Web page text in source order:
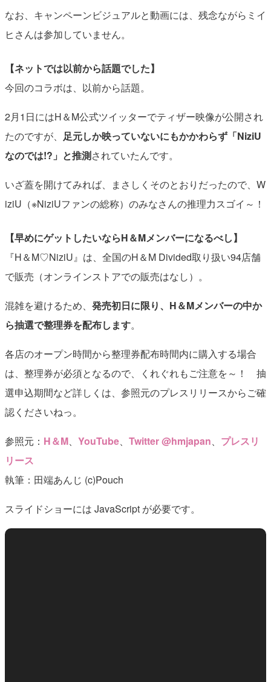
なお、キャンペーンビジュアルと動画には、残念ながらミイ
ヒさんは参加していません。
【ネットでは以前から話題でした】
今回のコラボは、以前から話題。
2月1日にはH＆M公式ツイッターでティザー映像が公開され
たのですが、 足元しか映っていないにもかかわらず「NiziU
なのでは!?」と推測されていたんです。
いざ蓋を開けてみれば、まさしくそのとおりだったので、W
iziU（※NiziUファンの総称）のみなさんの推理力スゴイ～！
【早めにゲットしたいならH＆Mメンバーになるべし】
『H＆M♡NiziU』は、全国のH＆M Divided取り扱い94店舗
で販売（オンラインストアでの販売はなし）。
混雑を避けるため、 発売初⽇に限り、H＆Mメンバーの中か
ら抽選で整理券を配布します。
各店のオープン時間から整理券配布時間内に購⼊する場合
は、整理券が必須となるので、くれぐれもご注意を～！ 抽
選申込期間など詳しくは、参照元のプレスリリースからご確
認くださいねっ。
参照元： H＆M、 YouTube、 Twitter @hmjapan、 プレスリ
リース
執筆：田端あんじ (c)Pouch
スライドショーには JavaScript が必要です。